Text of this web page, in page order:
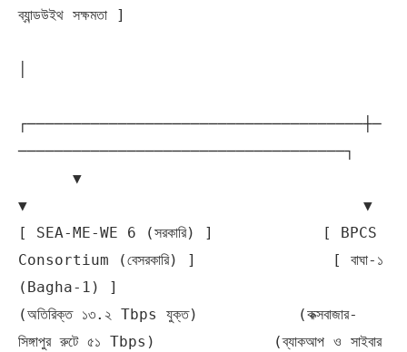
ব্যান্ডউইথ সক্ষমতা ]
┌─────────────────────────────────────┼─
────────────────────────────────────┐
▼                                     ▼
[ SEA-ME-WE 6 (সরকারি) ]            [ BPCS
Consortium (বেসরকারি) ]               [ বাঘা-১
(Bagha-1) ]
(অতিরিক্ত ১৩.২ Tbps যুক্ত)           (কক্সবাজার-
সিঙ্গাপুর রুটে ৫১ Tbps)             (ব্যাকআপ ও সাইবার